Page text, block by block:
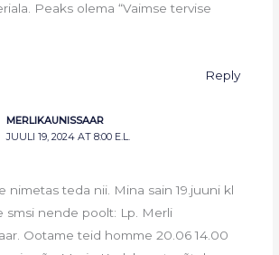
Peaks olema “Vaimse tervise
Reply
MERLIKAUNISSAAR
JUULI 19, 2024 AT 8:00 E.L.
nimetas teda nii. Mina sain 19.juuni kl
smsi nende poolt: Lp. Merli
Ootame teid homme 20.06 14.00